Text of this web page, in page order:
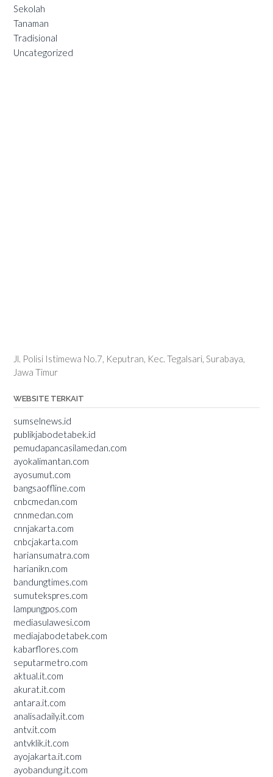
Sekolah
Tanaman
Tradisional
Uncategorized
Jl. Polisi Istimewa No.7, Keputran, Kec. Tegalsari, Surabaya,
Jawa Timur
WEBSITE TERKAIT
sumselnews.id
publikjabodetabek.id
pemudapancasilamedan.com
ayokalimantan.com
ayosumut.com
bangsaoffline.com
cnbcmedan.com
cnnmedan.com
cnnjakarta.com
cnbcjakarta.com
hariansumatra.com
harianikn.com
bandungtimes.com
sumutekspres.com
lampungpos.com
mediasulawesi.com
mediajabodetabek.com
kabarflores.com
seputarmetro.com
aktual.it.com
akurat.it.com
antara.it.com
analisadaily.it.com
antv.it.com
antvklik.it.com
ayojakarta.it.com
ayobandung.it.com